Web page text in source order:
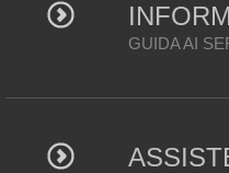
GUIDA AI